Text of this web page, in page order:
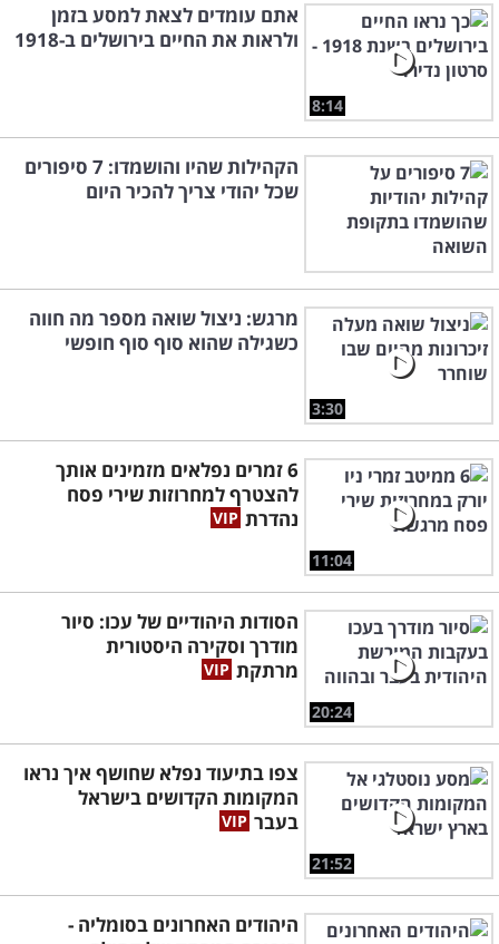
8:14
אתם עומדים לצאת למסע בזמן
ולראות את החיים בירושלים ב-1918
הקהילות שהיו והושמדו: 7 סיפורים
שכל יהודי צריך להכיר היום
3:30
מרגש: ניצול שואה מספר מה חווה
כשגילה שהוא סוף סוף חופשי
11:04
6 זמרים נפלאים מזמינים אותך
להצטרף למחרוזות שירי פסח
נהדרת
20:24
הסודות היהודיים של עכו: סיור
מודרך וסקירה היסטורית
מרתקת
21:52
צפו בתיעוד נפלא שחושף איך נראו
המקומות הקדושים בישראל
בעבר
היהודים האחרונים בסומליה -